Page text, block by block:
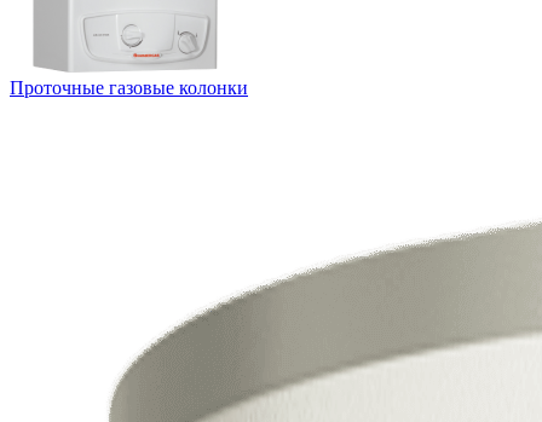
Проточные газовые колонки